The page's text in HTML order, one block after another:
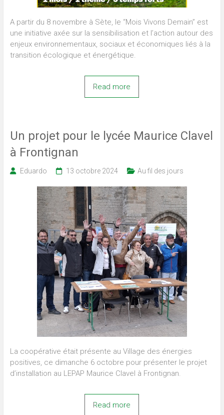
A partir du 8 novembre à Sète, le “Mois Vivons Demain” est
une initiative axée sur la sensibilisation et l’action autour des
enjeux environnementaux, sociaux et économiques liés à la
transition écologique et énergétique.
Read more
Un projet pour le lycée Maurice Clavel
à Frontignan
Eduardo 13 octobre 2024 Au fil des jours
La coopérative était présente au Village des énergies
positives, ce dimanche 6 octobre pour présenter le projet
d’installation au LEPAP Maurice Clavel à Frontignan.
Read more